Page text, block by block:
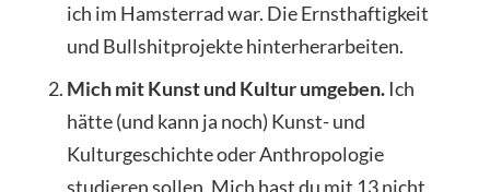
ich im Hamsterrad war. Die Ernsthaftigkeit
und Bullshitprojekte hinterherarbeiten.
Mich mit Kunst und Kultur umgeben.Ich
hätte (und kann ja noch) Kunst- und
Kulturgeschichte oder Anthropologie
studieren sollen. Mich hast du mit 13 nicht